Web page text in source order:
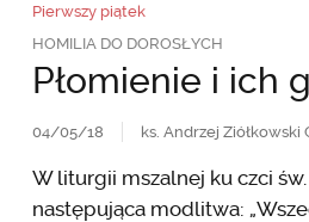
Pierwszy piątek
HOMILIA DO DOROSŁYCH
Płomienie i ich
04/05/18 ks. Andrzej Ziółkowski
W liturgii mszalnej ku czci
następująca modlitwa: